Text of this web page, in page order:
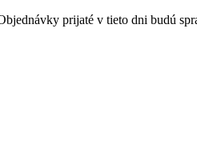
prijaté v tieto dni budú